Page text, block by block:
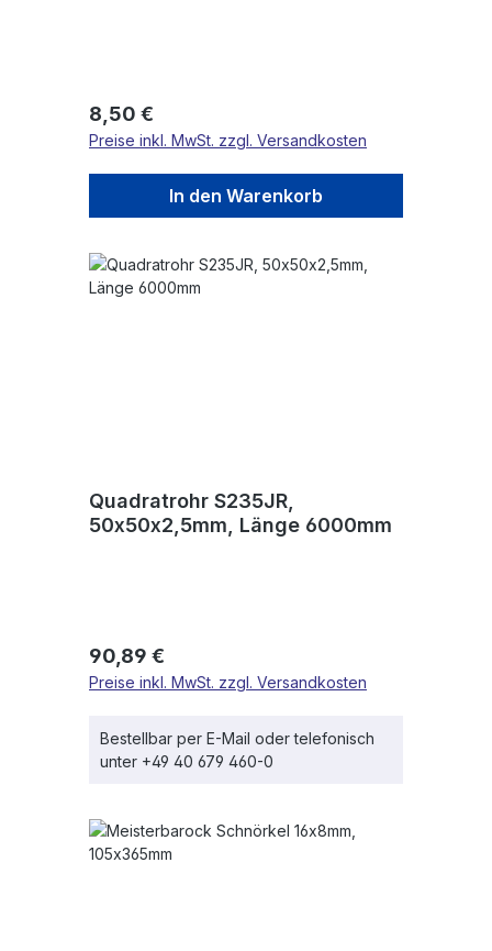
Regulärer Preis:
8,50 €
Preise inkl. MwSt. zzgl. Versandkosten
In den Warenkorb
Quadratrohr S235JR,
50x50x2,5mm, Länge 6000mm
Regulärer Preis:
90,89 €
Preise inkl. MwSt. zzgl. Versandkosten
Bestellbar per E-Mail oder telefonisch
unter +49 40 679 460-0